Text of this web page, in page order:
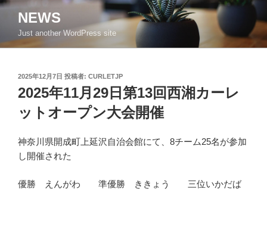
コ
ン
NEWS
Just another WordPress site
投
稿
日:
2025年12月7日 投稿者: CURLETJP
2025年11月29日第13回西湘カーレ
ットオープン大会開催
神奈川県開成町上延沢自治会館にて、8チーム25名が参加
し開催された
優勝 えんがわ 準優勝 ききょう 三位いかだば